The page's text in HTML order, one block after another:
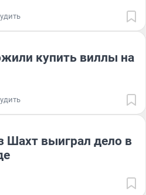
купить виллы на
Шахт выиграл дело в